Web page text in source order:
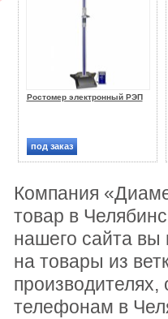
Ростомер электронный РЭП
под заказ
Компания
товар в
нашего сайта вы
на товары из
телефонам в